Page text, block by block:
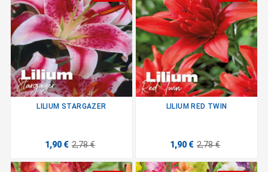
LILIUM STARGAZER
1,90 € 2,78 €
LILIUM RED TWIN
1,90 € 2,78 €